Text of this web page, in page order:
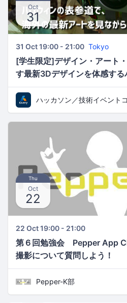
Oct
31
31 Oct 19:00 - 21:00 Tokyo
[学生限定]デザイン・アート
す最新3Dデザインを体感す
Student Design Night〜
Thu
Oct
22
22 Oct 19:00 - 21:00
第６回勉強会 Pepper App
撮影について質問しよう！
Pepper-K部